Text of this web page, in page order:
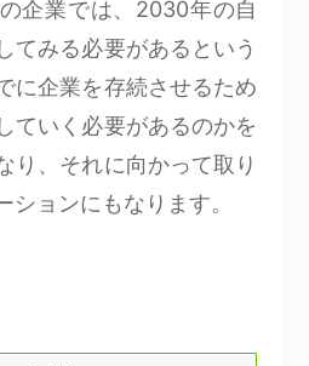
企業では、2030年の自
てみる必要があるという
に企業を存続させるため
ていく必要があるのかを
り、それに向かって取り
ョンにもなります。